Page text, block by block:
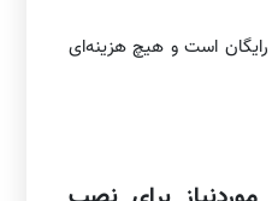
رایگان است و هیچ هزینه‌ای